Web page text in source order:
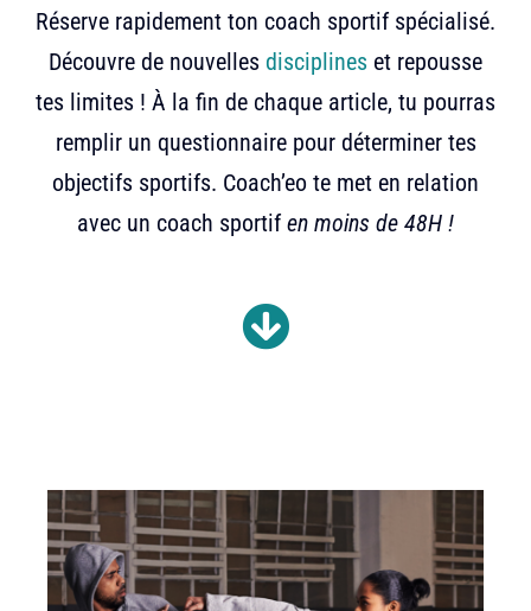
Réserve rapidement ton coach sportif spécialisé.
Découvre de nouvelles disciplines et repousse
tes limites ! À la fin de chaque article, tu pourras
remplir un questionnaire pour déterminer tes
objectifs sportifs. Coach’eo te met en relation
avec un coach sportifen moins de 48H !